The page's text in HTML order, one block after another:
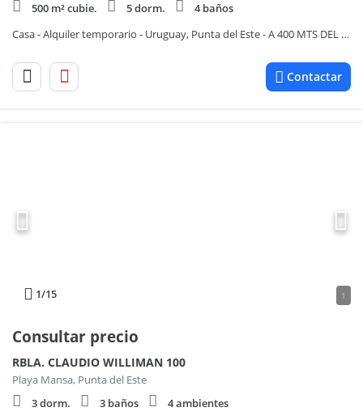
500 m² cubie.
5 dorm.
4 baños
Casa - Alquiler temporario - Uruguay, Punta del Este - A 400 MTS DEL MAR 100
Contactar
1/15 1
Consultar precio
RBLA. CLAUDIO WILLIMAN 100
Playa Mansa, Punta del Este
3 dorm.
3 baños
4 ambientes